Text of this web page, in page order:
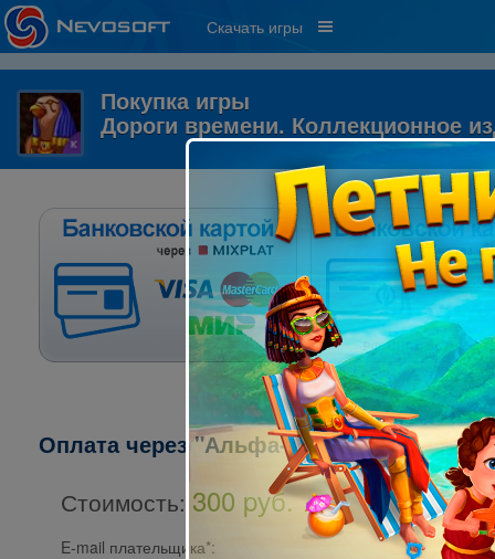
Скачать игры
Покупка игры
Дороги времени. Коллекционное
Оплата через "Альфа-клик":
Стоимость: 300 pуб.
E-mail плательщика*: